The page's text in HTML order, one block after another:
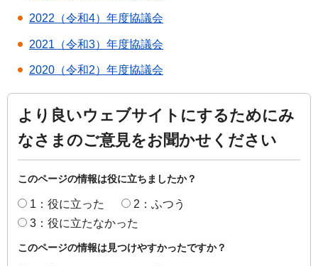
2022（令和4）年度協議会
2021（令和3）年度協議会
2020（令和2）年度協議会
より良いウェブサイトにするためにみ
なさまのご意見をお聞かせください
このページの情報は役に立ちましたか？
1：役に立った
2：ふつう
3：役に立たなかった
このページの情報は見つけやすかったですか？